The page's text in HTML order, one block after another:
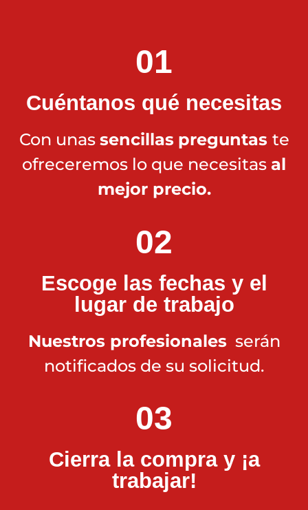
01
Cuéntanos qué necesitas
Con unas sencillas preguntas te
ofreceremos lo que necesitas al
mejor precio.
02
Escoge las fechas y el
lugar de trabajo
Nuestros profesionales serán
notificados de su solicitud.
03
Cierra la compra y ¡a
trabajar!